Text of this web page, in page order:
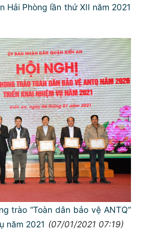
Hải Phòng lần thứ XII năm 2021
trào “Toàn dân bảo vệ ANTQ”
năm 2021 (07/01/2021 07:19)